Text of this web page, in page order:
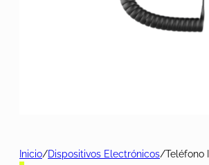
Inicio/Dispositivos Electrónicos/Teléfono